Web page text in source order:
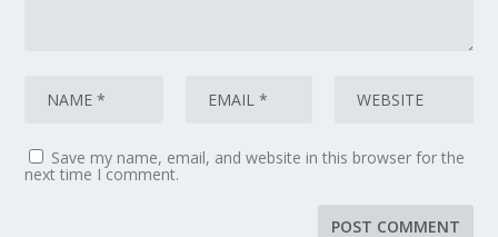
Save my name, email, and website in this browser for the
next time I comment.